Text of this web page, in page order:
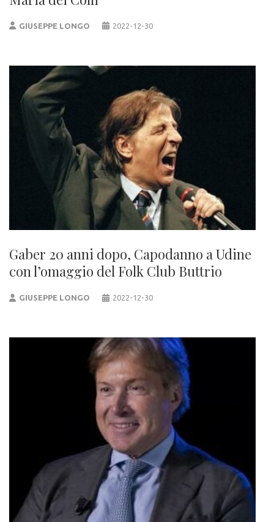
GIUSEPPE LONGO 2022-12-30
Gaber 20 anni dopo, Capodanno a Udine
con l’omaggio del Folk Club Buttrio
GIUSEPPE LONGO 2022-12-30